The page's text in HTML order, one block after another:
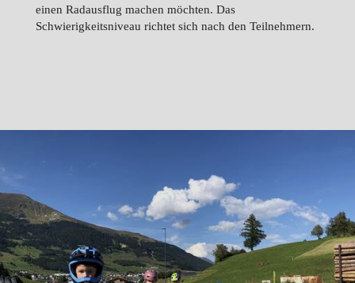
einen Radausflug machen möchten. Das
Schwierigkeitsniveau richtet sich nach den Teilnehmern.